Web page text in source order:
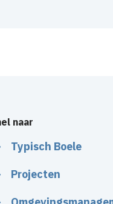
naar
Typisch Boele
Projecten